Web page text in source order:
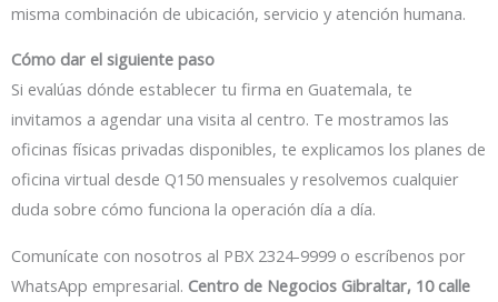
misma combinación de ubicación, servicio y atención humana.
Cómo dar el siguiente paso
Si evalúas dónde establecer tu firma en Guatemala, te
invitamos a agendar una visita al centro. Te mostramos las
oficinas físicas privadas disponibles, te explicamos los planes de
oficina virtual desde Q150 mensuales y resolvemos cualquier
duda sobre cómo funciona la operación día a día.
Comunícate con nosotros al PBX 2324-9999 o escríbenos por
WhatsApp empresarial. Centro de Negocios Gibraltar, 10 calle